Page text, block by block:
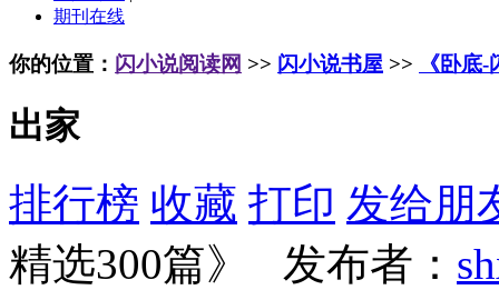
期刊在线
你的位置： 闪小说阅读网 >> 闪小说书屋 >> 《卧底
出家
排行榜 收藏 打印 发给朋
精选300篇》 发布者：